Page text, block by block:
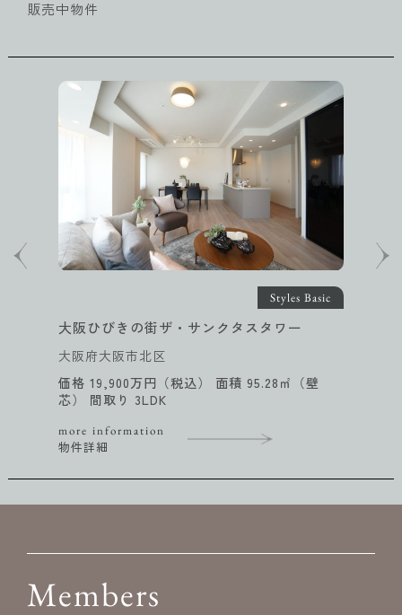
販売中物件
タスタワー
95.28㎡（壁
パーク・コート大濠
価格 12,800万円（税込
more information
物件詳細
Members